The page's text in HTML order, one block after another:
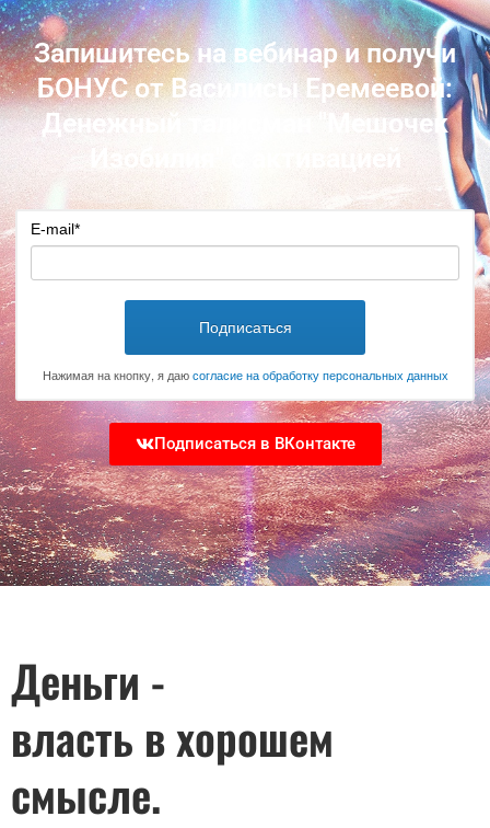
Запишитесь на вебинар и получи
БОНУС от Василисы Еремеевой:
Денежный талисман "Мешочек
Изобилия" с активацией
E-mail*
Подписаться
Нажимая на кнопку, я даюсогласие на обработку персональных данных
Подписаться в ВКонтакте
Деньги -
власть в хорошем
смысле.